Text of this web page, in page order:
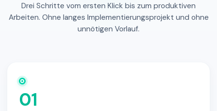
Drei Schritte vom ersten Klick bis zum produktiven
Arbeiten. Ohne langes Implementierungsprojekt und ohne
unnötigen Vorlauf.
01